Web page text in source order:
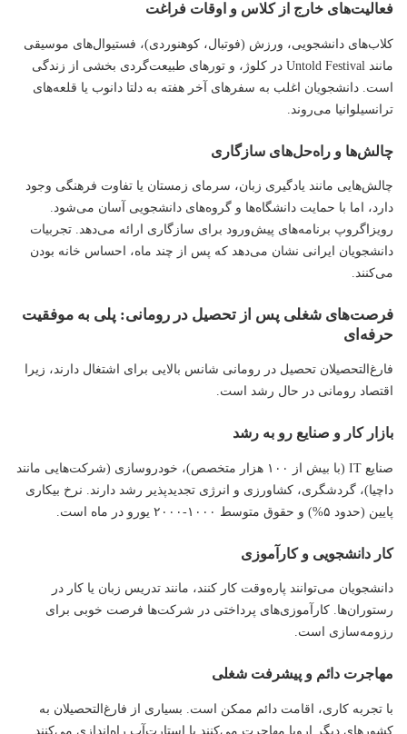
فعالیت‌های خارج از کلاس و اوقات فراغت
کلاب‌های دانشجویی، ورزش (فوتبال، کوهنوردی)، فستیوال‌های موسیقی
مانند Untold Festival در کلوژ، و تورهای طبیعت‌گردی بخشی از زندگی
است. دانشجویان اغلب به سفرهای آخر هفته به دلتا دانوب یا قلعه‌های
ترانسیلوانیا می‌روند.
چالش‌ها و راه‌حل‌های سازگاری
چالش‌هایی مانند یادگیری زبان، سرمای زمستان یا تفاوت فرهنگی وجود
دارد، اما با حمایت دانشگاه‌ها و گروه‌های دانشجویی آسان می‌شود.
رویزاگروپ برنامه‌های پیش‌ورود برای سازگاری ارائه می‌دهد. تجربیات
دانشجویان ایرانی نشان می‌دهد که پس از چند ماه، احساس خانه بودن
می‌کنند.
فرصت‌های شغلی پس از تحصیل در رومانی: پلی به موفقیت
حرفه‌ای
فارغ‌التحصیلان تحصیل در رومانی شانس بالایی برای اشتغال دارند، زیرا
اقتصاد رومانی در حال رشد است.
بازار کار و صنایع رو به رشد
صنایع IT (با بیش از ۱۰۰ هزار متخصص)، خودروسازی (شرکت‌هایی مانند
داچیا)، گردشگری، کشاورزی و انرژی تجدیدپذیر رشد دارند. نرخ بیکاری
پایین (حدود ۵%) و حقوق متوسط ۱۰۰۰-۲۰۰۰ یورو در ماه است.
کار دانشجویی و کارآموزی
دانشجویان می‌توانند پاره‌وقت کار کنند، مانند تدریس زبان یا کار در
رستوران‌ها. کارآموزی‌های پرداختی در شرکت‌ها فرصت خوبی برای
رزومه‌سازی است.
مهاجرت دائم و پیشرفت شغلی
با تجربه کاری، اقامت دائم ممکن است. بسیاری از فارغ‌التحصیلان به
کشورهای دیگر اروپا مهاجرت می‌کنند یا استارت‌آپ راه‌اندازی می‌کنند.